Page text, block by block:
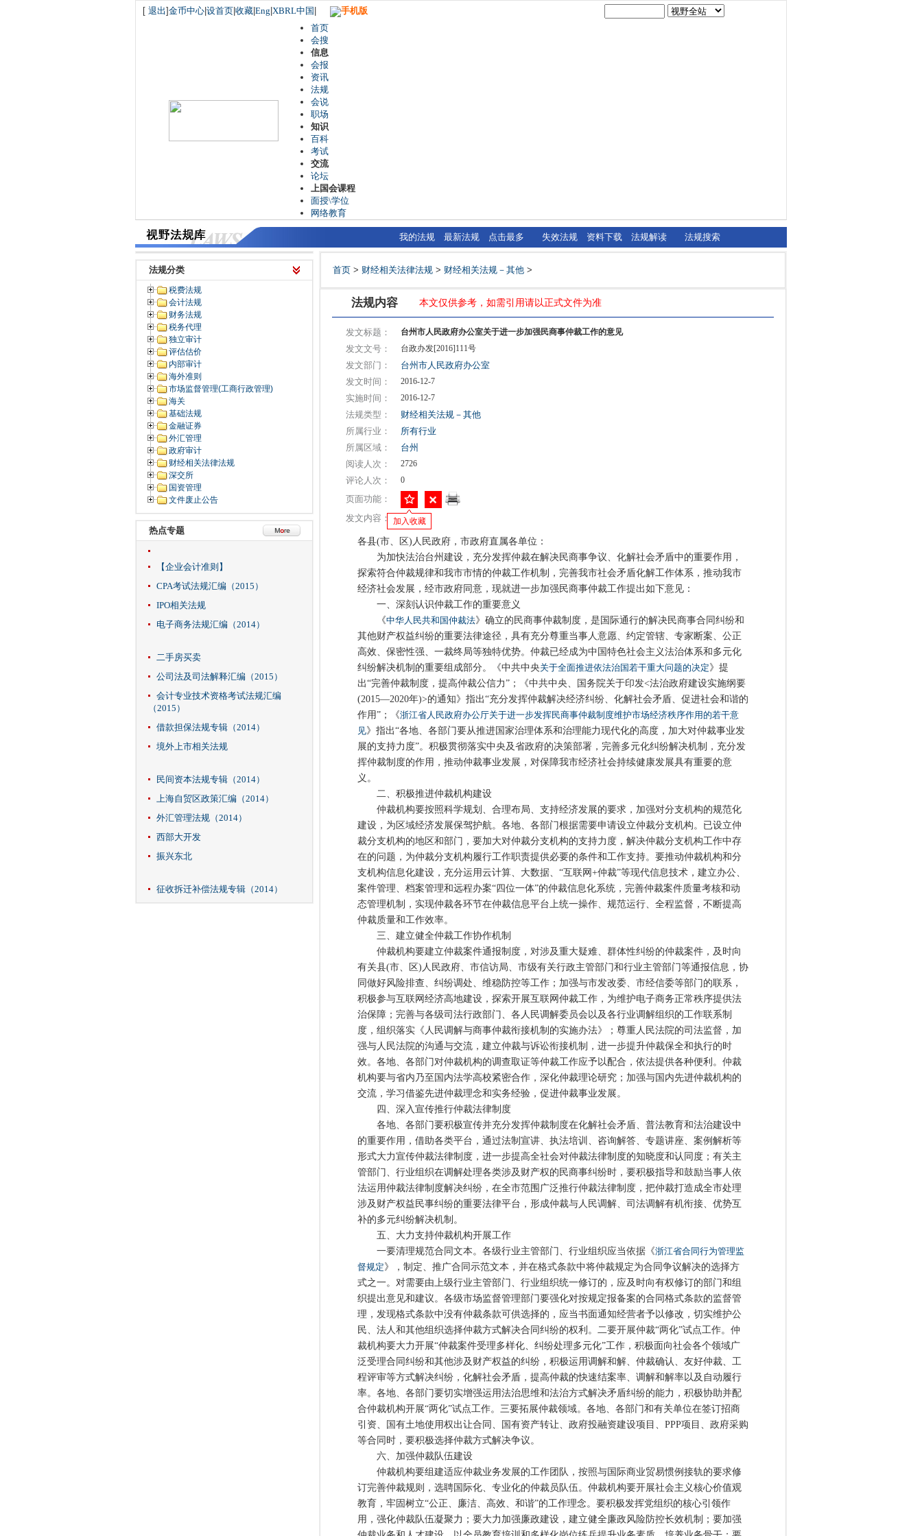
[ 退出]金币中心 设首页 收藏 Eng XBRL中国
手机版
首页
会搜
信息
会报
资讯
法规
会说
职场
知识
百科
考试
交流
论坛
上国会课程
面授\学位
网络教育
我的法规 最新法规 点击最多 失效法规 资料下载 法规解读 法规搜索
法规分类
税费法规
会计法规
财务法规
税务代理
独立审计
评估估价
内部审计
海外准则
市场监督管理(工商行政管理)
海关
基础法规
金融证券
外汇管理
政府审计
财经相关法律法规
深交所
国资管理
文件废止公告
热点专题
【企业会计准则】
CPA考试法规汇编（2015）
IPO相关法规
电子商务法规汇编（2014）
二手房买卖
公司法及司法解释汇编（2015）
会计专业技术资格考试法规汇编
（2015）
借款担保法规专辑（2014）
境外上市相关法规
民间资本法规专辑（2014）
上海自贸区政策汇编（2014）
外汇管理法规（2014）
西部大开发
振兴东北
征收拆迁补偿法规专辑（2014）
首页 > 财经相关法律法规 > 财经相关法规－其他 >
法规内容 本文仅供参考，如需引用请以正式文件为准
发文标题： 台州市人民政府办公室关于进一步加强民商事仲裁工作的意见
发文文号： 台政办发[2016]111号
发文部门：
台州市人民政府办公室
发文时间：
2016-12-7
实施时间： 2016-12-7
法规类型：
财经相关法规－其他
所属行业：
所有行业
所属区域：
台州
阅读人次：
2726
评论人次： 0
页面功能：
加入收藏
发文内容：
各县(市、区)人民政府，市政府直属各单位：
为加快法治台州建设，充分发挥仲裁在解决民商事争议、化解社会矛盾中的重要作用，
探索符合仲裁规律和我市市情的仲裁工作机制，完善我市社会矛盾化解工作体系，推动我市
经济社会发展，经市政府同意，现就进一步加强民商事仲裁工作提出如下意见：
一、深刻认识仲裁工作的重要意义
《中华人民共和国仲裁法》确立的民商事仲裁制度，是国际通行的解决民商事合同纠纷和
其他财产权益纠纷的重要法律途径，具有充分尊重当事人意愿、约定管辖、专家断案、公正
高效、保密性强、一裁终局等独特优势。仲裁已经成为中国特色社会主义法治体系和多元化
纠纷解决机制的重要组成部分。《中共中央关于全面推进依法治国若干重大问题的决定》提
出“完善仲裁制度，提高仲裁公信力”；《中共中央、国务院关于印发<法治政府建设实施纲要
(2015—2020年)>的通知》指出“充分发挥仲裁解决经济纠纷、化解社会矛盾、促进社会和谐的
作用”；《浙江省人民政府办公厅关于进一步发挥民商事仲裁制度维护市场经济秩序作用的若干意
见》指出“各地、各部门要从推进国家治理体系和治理能力现代化的高度，加大对仲裁事业发
展的支持力度”。积极贯彻落实中央及省政府的决策部署，完善多元化纠纷解决机制，充分发
挥仲裁制度的作用，推动仲裁事业发展，对保障我市经济社会持续健康发展具有重要的意
义。
二、积极推进仲裁机构建设
仲裁机构要按照科学规划、合理布局、支持经济发展的要求，加强对分支机构的规范化
建设，为区域经济发展保驾护航。各地、各部门根据需要申请设立仲裁分支机构。已设立仲
裁分支机构的地区和部门，要加大对仲裁分支机构的支持力度，解决仲裁分支机构工作中存
在的问题，为仲裁分支机构履行工作职责提供必要的条件和工作支持。要推动仲裁机构和分
支机构信息化建设，充分运用云计算、大数据、“互联网+仲裁”等现代信息技术，建立办公、
案件管理、档案管理和远程办案“四位一体”的仲裁信息化系统，完善仲裁案件质量考核和动
态管理机制，实现仲裁各环节在仲裁信息平台上统一操作、规范运行、全程监督，不断提高
仲裁质量和工作效率。
三、建立健全仲裁工作协作机制
仲裁机构要建立仲裁案件通报制度，对涉及重大疑难、群体性纠纷的仲裁案件，及时向
有关县(市、区)人民政府、市信访局、市级有关行政主管部门和行业主管部门等通报信息，协
同做好风险排查、纠纷调处、维稳防控等工作；加强与市发改委、市经信委等部门的联系，
积极参与互联网经济高地建设，探索开展互联网仲裁工作，为维护电子商务正常秩序提供法
治保障；完善与各级司法行政部门、各人民调解委员会以及各行业调解组织的工作联系制
度，组织落实《人民调解与商事仲裁衔接机制的实施办法》；尊重人民法院的司法监督，加
强与人民法院的沟通与交流，建立仲裁与诉讼衔接机制，进一步提升仲裁保全和执行的时
效。各地、各部门对仲裁机构的调查取证等仲裁工作应予以配合，依法提供各种便利。仲裁
机构要与省内乃至国内法学高校紧密合作，深化仲裁理论研究；加强与国内先进仲裁机构的
交流，学习借鉴先进仲裁理念和实务经验，促进仲裁事业发展。
四、深入宣传推行仲裁法律制度
各地、各部门要积极宣传并充分发挥仲裁制度在化解社会矛盾、普法教育和法治建设中
的重要作用，借助各类平台，通过法制宣讲、执法培训、咨询解答、专题讲座、案例解析等
形式大力宣传仲裁法律制度，进一步提高全社会对仲裁法律制度的知晓度和认同度；有关主
管部门、行业组织在调解处理各类涉及财产权的民商事纠纷时，要积极指导和鼓励当事人依
法运用仲裁法律制度解决纠纷，在全市范围广泛推行仲裁法律制度，把仲裁打造成全市处理
涉及财产权益民事纠纷的重要法律平台，形成仲裁与人民调解、司法调解有机衔接、优势互
补的多元纠纷解决机制。
五、大力支持仲裁机构开展工作
一要清理规范合同文本。各级行业主管部门、行业组织应当依据《浙江省合同行为管理监
督规定》，制定、推广合同示范文本，并在格式条款中将仲裁规定为合同争议解决的选择方
式之一。对需要由上级行业主管部门、行业组织统一修订的，应及时向有权修订的部门和组
织提出意见和建议。各级市场监督管理部门要强化对按规定报备案的合同格式条款的监督管
理，发现格式条款中没有仲裁条款可供选择的，应当书面通知经营者予以修改，切实维护公
民、法人和其他组织选择仲裁方式解决合同纠纷的权利。二要开展仲裁“两化”试点工作。仲
裁机构要大力开展“仲裁案件受理多样化、纠纷处理多元化”工作，积极面向社会各个领域广
泛受理合同纠纷和其他涉及财产权益的纠纷，积极运用调解和解、仲裁确认、友好仲裁、工
程评审等方式解决纠纷，化解社会矛盾，提高仲裁的快速结案率、调解和解率以及自动履行
率。各地、各部门要切实增强运用法治思维和法治方式解决矛盾纠纷的能力，积极协助并配
合仲裁机构开展“两化”试点工作。三要拓展仲裁领域。各地、各部门和有关单位在签订招商
引资、国有土地使用权出让合同、国有资产转让、政府投融资建设项目、PPP项目、政府采购
等合同时，要积极选择仲裁方式解决争议。
六、加强仲裁队伍建设
仲裁机构要组建适应仲裁业务发展的工作团队，按照与国际商业贸易惯例接轨的要求修
订完善仲裁规则，选聘国际化、专业化的仲裁员队伍。仲裁机构要开展社会主义核心价值观
教育，牢固树立“公正、廉洁、高效、和谐”的工作理念。要积极发挥党组织的核心引领作
用，强化仲裁队伍凝聚力；要大力加强廉政建设，建立健全廉政风险防控长效机制；要加强